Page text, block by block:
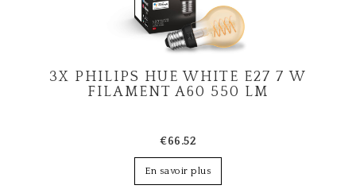
3X PHILIPS HUE WHITE E27 7 W
FILAMENT A60 550 LM
€66.52
En savoir plus